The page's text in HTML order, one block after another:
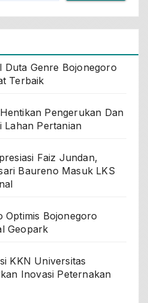
Duta Genre Bojonegoro
Terbaik
Pengerukan Dan
Lahan Pertanian
Faiz Jundan,
Baureno Masuk LKS
Optimis Bojonegoro
Geopark
KKN Universitas
Inovasi Peternakan